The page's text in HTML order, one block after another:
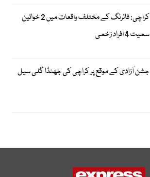
کراچی: فائرنگ کے مختلف واقعات میں 2 خواتین
سمیت 4 افراد زخمی
جشن آزادی کے موقع پر کراچی کی جھنڈا گلی سیل